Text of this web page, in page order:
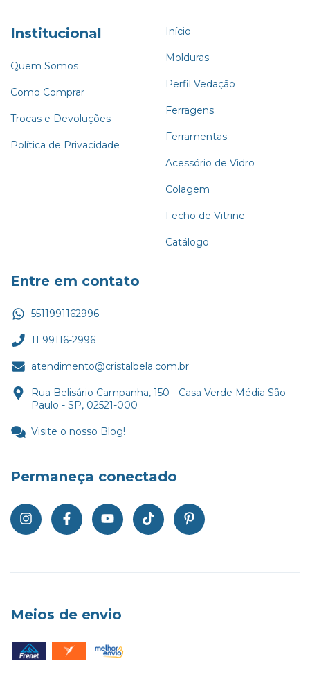
Institucional
Quem Somos
Como Comprar
Trocas e Devoluções
Política de Privacidade
Início
Molduras
Perfil Vedação
Ferragens
Ferramentas
Acessório de Vidro
Colagem
Fecho de Vitrine
Catálogo
Entre em contato
5511991162996
11 99116-2996
atendimento@cristalbela.com.br
Rua Belisário Campanha, 150 - Casa Verde Média São
Paulo - SP, 02521-000
Visite o nosso Blog!
Permaneça conectado
Meios de envio